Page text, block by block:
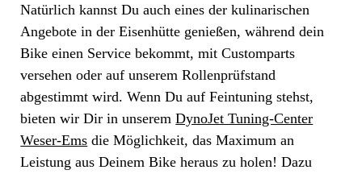
Natürlich kannst Du auch eines der kulinarischen
Angebote in der Eisenhütte genießen, während dein
Bike einen Service bekommt, mit Customparts
versehen oder auf unserem Rollenprüfstand
abgestimmt wird. Wenn Du auf Feintuning stehst,
bieten wir Dir in unseremDynoJet Tuning-Center
Weser-Ems die Möglichkeit, das Maximum an
Leistung aus Deinem Bike heraus zu holen! Dazu